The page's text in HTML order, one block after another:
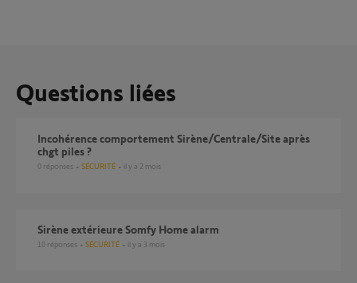
Questions liées
Incohérence comportement Sirène/Centrale/Site après
chgt piles ?
0 réponses SÉCURITÉ il y a 2 mois
Sirène extérieure Somfy Home alarm
10 réponses SÉCURITÉ il y a 3 mois